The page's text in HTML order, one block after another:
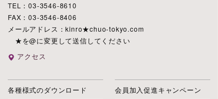
TEL：03-3546-8610
FAX：03-3546-8406
メールアドレス：kinro★chuo-tokyo.com
★を@に変更して送信してください
アクセス
各種様式のダウンロード 会員加入促進キャンペーン